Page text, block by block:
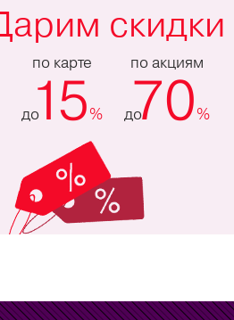
скидки
по карте
до15%
по акциям
до
70%